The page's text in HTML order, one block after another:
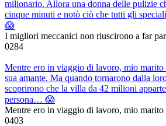
milionario. Allora una donna delle pulizie
cinque minuti e notò ciò che tutti gli
😱
I migliori meccanici non riuscirono a far
0284
Mentre ero in viaggio di lavoro, mio marito
sua amante. Ma quando tornarono dalla
scoprirono che la villa da 42 milioni
persona… 😱
Mentre ero in viaggio di lavoro, mio marito
0403